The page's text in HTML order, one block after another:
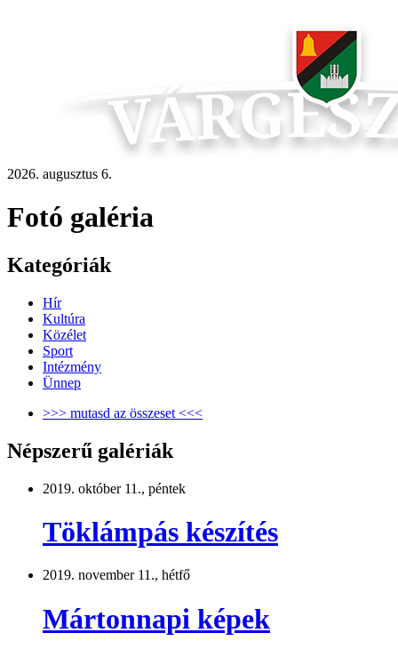
2026. augusztus 6.
Fotó galéria
Kategóriák
Hír
Kultúra
Közélet
Sport
Intézmény
Ünnep
>>> mutasd az összeset <<<
Népszerű galériák
2019. október 11., péntek
Töklámpás készítés
2019. november 11., hétfő
Mártonnapi képek